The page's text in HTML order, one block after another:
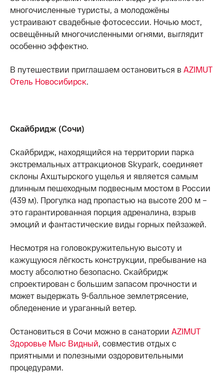
многочисленные туристы, а молодожёны
устраивают свадебные фотосессии. Ночью мост,
освещённый многочисленными огнями, выглядит
особенно эффектно.
В путешествии приглашаем остановиться в AZIMUT
Отель Новосибирск.
Скайбридж (Сочи)
Скайбридж, находящийся на территории парка
экстремальных аттракционов Skypark, соединяет
склоны Ахштырского ущелья и является самым
длинным пешеходным подвесным мостом в России
(439 м). Прогулка над пропастью на высоте 200 м –
это гарантированная порция адреналина, взрыв
эмоций и фантастические виды горных пейзажей.
Несмотря на головокружительную высоту и
кажущуюся лёгкость конструкции, пребывание на
мосту абсолютно безопасно. Скайбридж
спроектирован с большим запасом прочности и
может выдержать 9-балльное землетрясение,
обледенение и ураганный ветер.
Остановиться в Сочи можно в санатории AZIMUT
Здоровье Мыс Видный, совместив отдых с
приятными и полезными оздоровительными
процедурами.